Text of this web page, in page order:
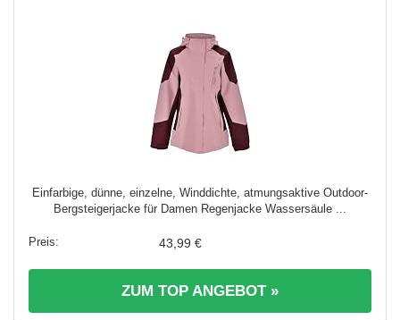
Einfarbige, dünne, einzelne, Winddichte, atmungsaktive Outdoor-
Bergsteigerjacke für Damen Regenjacke Wassersäule ...
43,99 €
ZUM TOP ANGEBOT »